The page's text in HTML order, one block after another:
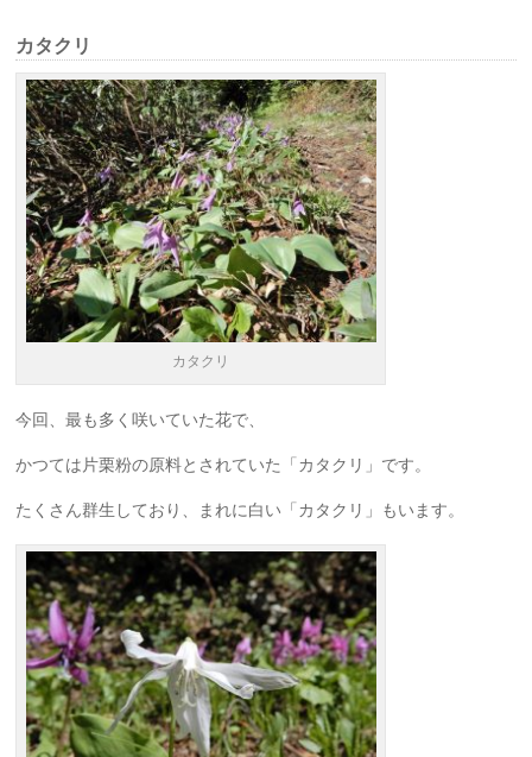
カタクリ
カタクリ
今回、最も多く咲いていた花で、
かつては片栗粉の原料とされていた「カタクリ」です。
たくさん群生しており、まれに白い「カタクリ」もいます。